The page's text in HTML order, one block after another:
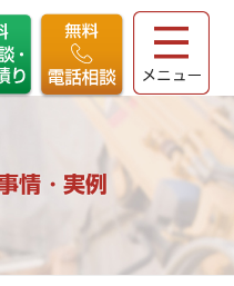
情・実例